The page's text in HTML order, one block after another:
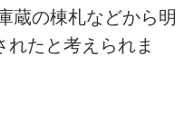
蔵の棟札などから明
れたと考えられま